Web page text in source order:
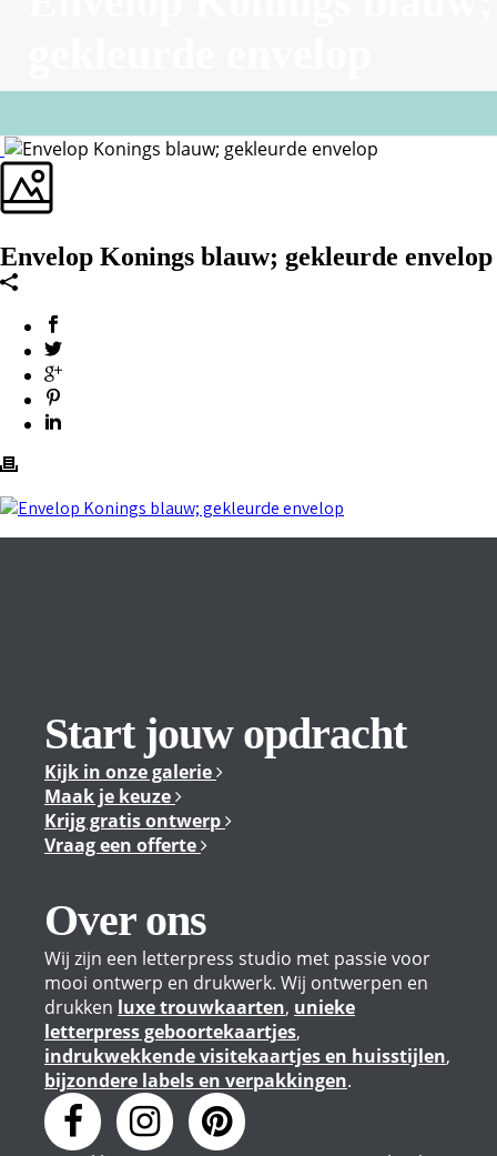
Envelop Konings blauw; gekleurde envelop
Start jouw opdracht
Kijk in onze galerie
Maak je keuze
Krijg gratis ontwerp
Vraag een offerte
Over ons
Wij zijn een letterpress studio met passie voor
mooi ontwerp en drukwerk. Wij ontwerpen en
drukken luxe trouwkaarten, unieke
letterpress geboortekaartjes,
indrukwekkende visitekaartjes en huisstijlen,
bijzondere labels en verpakkingen.